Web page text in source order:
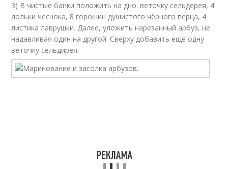
3) В чистые банки положить на дно: веточку сельдерея, 4
дольки чеснока, 8 горошин душистого чёрного перца, 4
листика лаврушки. Далее, уложить нарезанный арбуз, не
надавливая один на другой. Сверху добавить ещё одну
веточку сельдирея.